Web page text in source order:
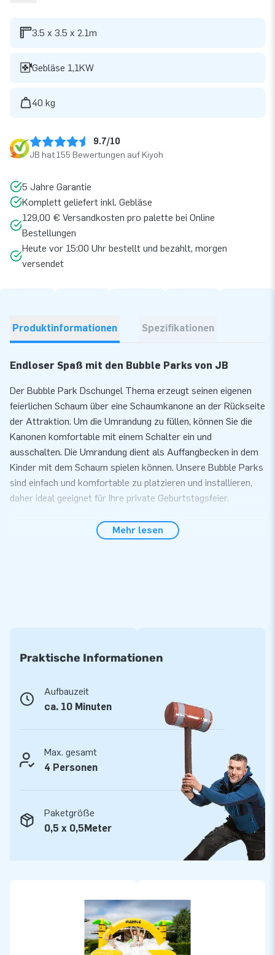
3.5 x 3.5 x 2.1m
Gebläse 1,1KW
40 kg
9.7/10
JB hat 155 Bewertungen auf Kiyoh
5 Jahre Garantie
Komplett geliefert inkl. Gebläse
129,00 € Versandkosten pro palette bei Online
Bestellungen
Heute vor 15:00 Uhr bestellt und bezahlt, morgen
versendet
Produktinformationen Spezifikationen
Endloser Spaß mit den Bubble Parks von JB
Der Bubble Park Dschungel Thema erzeugt seinen eigenen
feierlichen Schaum über eine Schaumkanone an der Rückseite
der Attraktion. Um die Umrandung zu füllen, können Sie die
Kanonen komfortable mit einem Schalter ein und
ausschalten. Die Umrandung dient als Auffangbecken in dem
Kinder mit dem Schaum spielen können. Unsere Bubble Parks
sind einfach und komfortable zu platzieren und installieren,
daher ideal geeignet für Ihre private Geburtstagsfeier.
JB Bubble Flüssigkeit
Die Spieldauer beträgt ca. 30-60 Minuten pro Bubble
wieder befüllt werden. So haben Sie unendlichen Spielspaß.
Mehr lesen
Praktische Informationen
Aufbauzeit
ca. 10 Minuten
Max. gesamt
4 Personen
Paketgröße
0,5 x 0,5Meter